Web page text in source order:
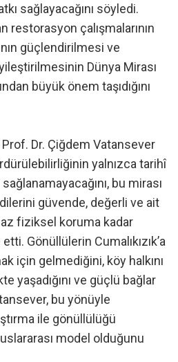
sağlayacağını söyledi.
restorasyon çalışmalarının
güçlendirilmesi ve
Dünya Mirası
büyük önem taşıdığını
Dr. Çiğdem Vatansever
yalnızca tarihî
bu mirası
güvende, değerli ve ait
fiziksel koruma kadar
Gönüllülerin Cumalıkızık’a
için gelmediğini, köy halkını
yaşadığını ve güçlü bağlar
bu yönüyle
ile gönüllülüğü
model olduğunu